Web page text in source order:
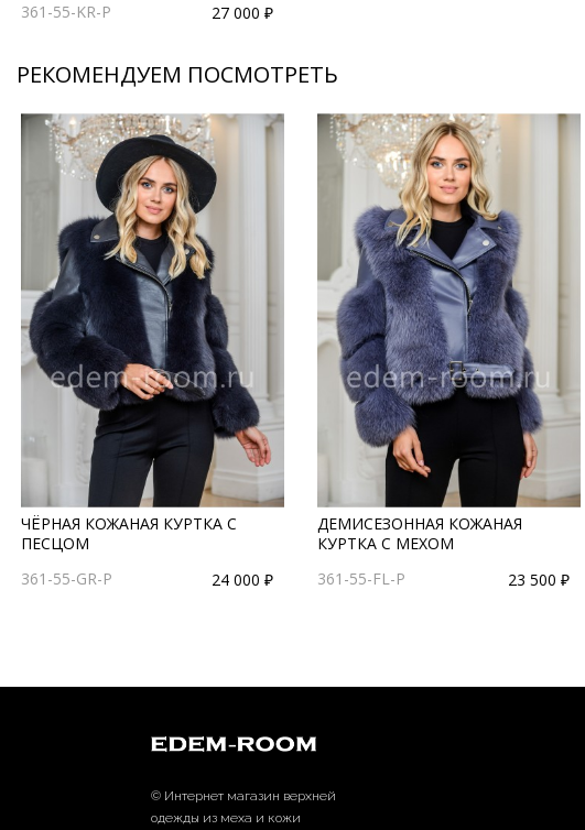
361-55-KR-P
27 000 ₽
РЕКОМЕНДУЕМ ПОСМОТРЕТЬ
ЧЁРНАЯ КОЖАНАЯ КУРТКА С
ПЕСЦОМ
361-55-GR-P
24 000 ₽
ДЕМИСЕЗОННАЯ КОЖАНАЯ
КУРТКА С МЕХОМ
361-55-FL-P
23 500 ₽
© Интернет магазин верхней
одежды из меха и кожи